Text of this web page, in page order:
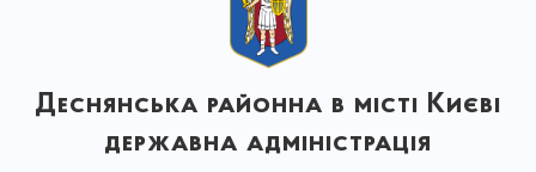
Деснянська районна в місті Києві
державна адміністрація